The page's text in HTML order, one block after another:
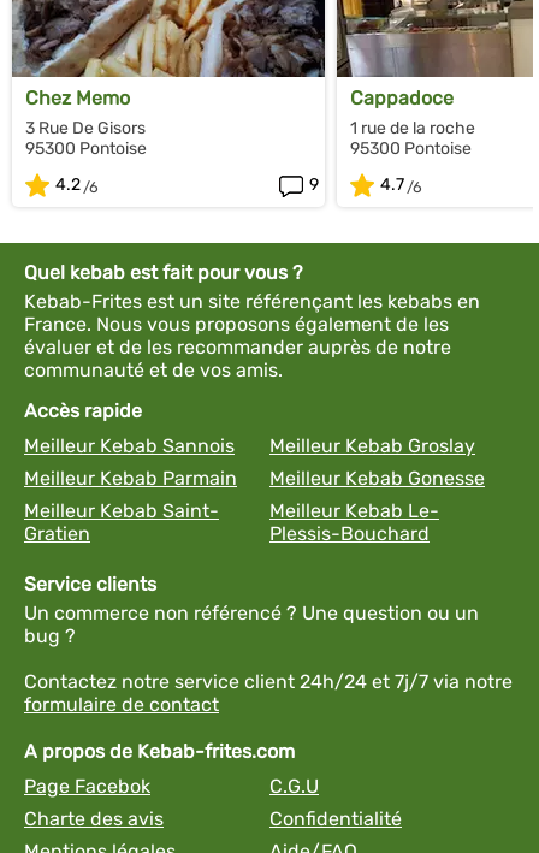
Chez Memo
3 Rue De Gisors
95300 Pontoise
4.2
9
Cappadoce
1 rue de la roche
95300 Pontoise
4.7
Quel kebab est fait pour vous ?
Kebab-Frites est un site référençant les kebabs en
France. Nous vous proposons également de les
évaluer et de les recommander auprès de notre
communauté et de vos amis.
Accès rapide
Meilleur Kebab Sannois
Meilleur Kebab Groslay
Meilleur Kebab Parmain
Meilleur Kebab Gonesse
Meilleur Kebab Saint-
Gratien
Meilleur Kebab Le-
Plessis-Bouchard
Service clients
Un commerce non référencé ? Une question ou un
bug ?
Contactez notre service client 24h/24 et 7j/7 via notre
formulaire de contact
A propos de Kebab-frites.com
Page Facebok
C.G.U
Charte des avis
Confidentialité